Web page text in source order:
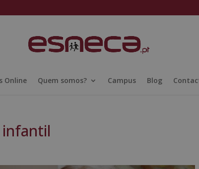
Online Quem somos? Campus Blog